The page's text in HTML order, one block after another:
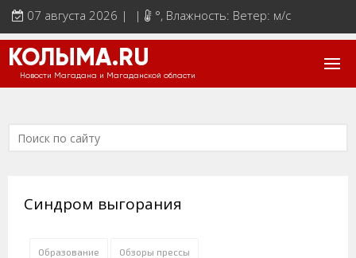
07 августа 2026 | | °, Влажность: Ветер: м/с
КОЛЫМА.RU
Новости Магадана и Магаданской области
Синдром выгорания
Образование Обзоры прессы